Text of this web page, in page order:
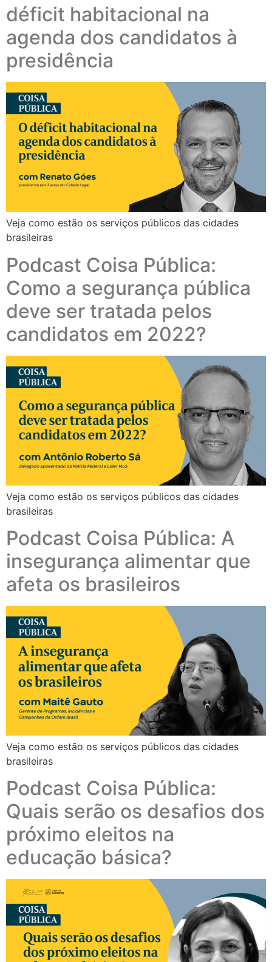
déficit habitacional na
agenda dos candidatos à
presidência
Veja como estão os serviços públicos das cidades
brasileiras
Podcast Coisa Pública:
Como a segurança pública
deve ser tratada pelos
candidatos em 2022?
Veja como estão os serviços públicos das cidades
brasileiras
Podcast Coisa Pública: A
insegurança alimentar que
afeta os brasileiros
Veja como estão os serviços públicos das cidades
brasileiras
Podcast Coisa Pública:
Quais serão os desafios dos
próximo eleitos na
educação básica?